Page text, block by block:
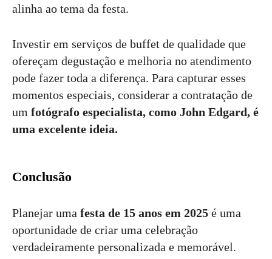
alinha ao tema da festa.
Investir em serviços de buffet de qualidade que
ofereçam degustação e melhoria no atendimento
pode fazer toda a diferença. Para capturar esses
momentos especiais, considerar a contratação de
um fotógrafo especialista, como John Edgard, é
uma excelente ideia.
Conclusão
Planejar uma festa de 15 anos em 2025 é uma
oportunidade de criar uma celebração
verdadeiramente personalizada e memorável.